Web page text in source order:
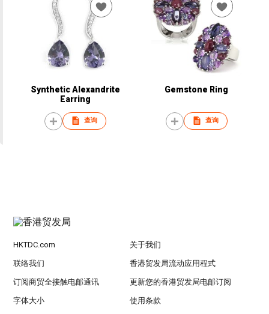
Synthetic Alexandrite
Earring
查询
Gemstone Ring
查询
HKTDC.com 关于我们
联络我们 香港贸发局流动应用程式
订阅商贸全接触电邮通讯 更新您的香港贸发局电邮订阅
字体大小 使用条款